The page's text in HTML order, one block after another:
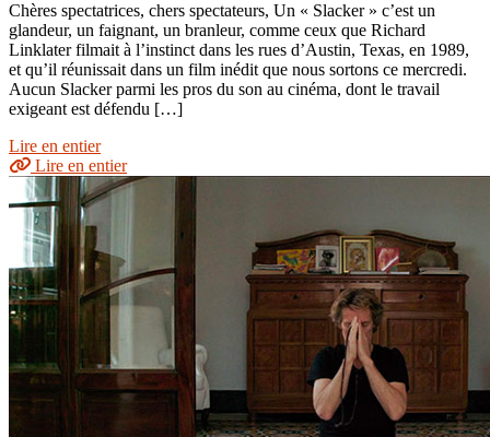
Chères spectatrices, chers spectateurs, Un « Slacker » c’est un
glandeur, un faignant, un branleur, comme ceux que Richard
Linklater filmait à l’instinct dans les rues d’Austin, Texas, en 1989,
et qu’il réunissait dans un film inédit que nous sortons ce mercredi.
Aucun Slacker parmi les pros du son au cinéma, dont le travail
exigeant est défendu […]
Lire en entier
Lire en entier